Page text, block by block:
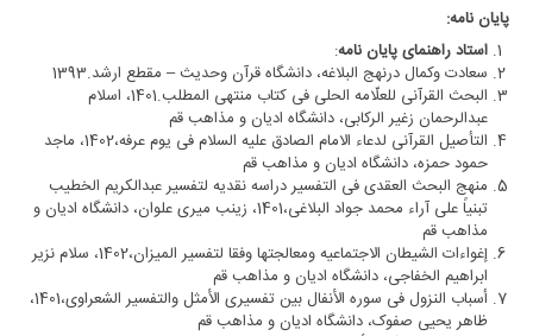
پایان نامه:
استاد راهنمای پایان نامه:
سعادت وکمال درنهج البلاغه، دانشگاه قرآن وحدیث – مقطع ارشد.1393
البحث القرآنی للعلّامه الحلی فی کتاب منتهی المطلب.1401، اسلام
عبدالرحمان زغیر الرکابی، دانشگاه ادیان و مذاهب قم
التأصیل القرآنی لدعاء الامام الصادق علیه السلام فی یوم عرفه،1402، ماجد
حمود حمزه، دانشگاه ادیان و مذاهب قم
منهج البحث العقدی فی التفسیر دراسه نقدیه لتفسیر عبدالکریم الخطیب
تبنیاً علی آراء محمد جواد البلاغی،1401، زینب میری علوان، دانشگاه ادیان و
مذاهب قم
إغواءات الشیطان الاجتماعیه ومعالجتها وفقا لتفسیر المیزان،1402، سلام نزیر
ابراهیم الخفاجی، دانشگاه ادیان و مذاهب قم
أسباب النزول فی سوره الأنفال بین تفسیری الأمثل والتفسیر الشعراوی،1401،
ظاهر یحیی صفوک، دانشگاه ادیان و مذاهب قم